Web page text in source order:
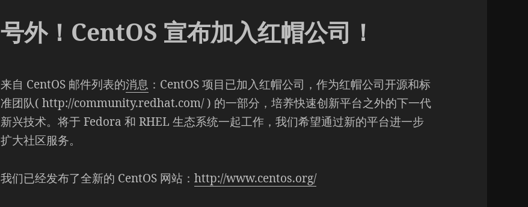
号外！CentOS 宣布加入红帽公司！
来自 CentOS 邮件列表的消息 ：CentOS 项目已加入红帽公司，作为红帽公司开源和标
准团队( http://community.redhat.com/ ) 的一部分，培养快速创新平台之外的下一代
新兴技术。将于 Fedora 和 RHEL 生态系统一起工作，我们希望通过新的平台进一步
扩大社区服务。
我们已经发布了全新的 CentOS 网站： http://www.centos.org/